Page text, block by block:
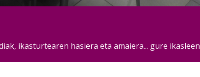
ikasturtearen hasiera eta amaiera... gure